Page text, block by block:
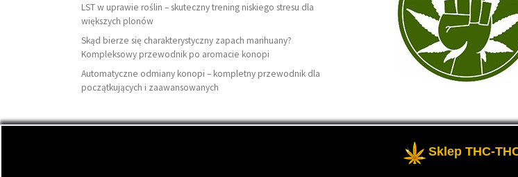
LST w uprawie roślin – skuteczny trening niskiego stresu dla
większych plonów
Skąd bierze się charakterystyczny zapach marihuany?
Kompleksowy przewodnik po aromacie konopi
Automatyczne odmiany konopi – kompletny przewodnik dla
początkujących i zaawansowanych
- Temat przewodni blogu, wszystko na
Sklep THC-